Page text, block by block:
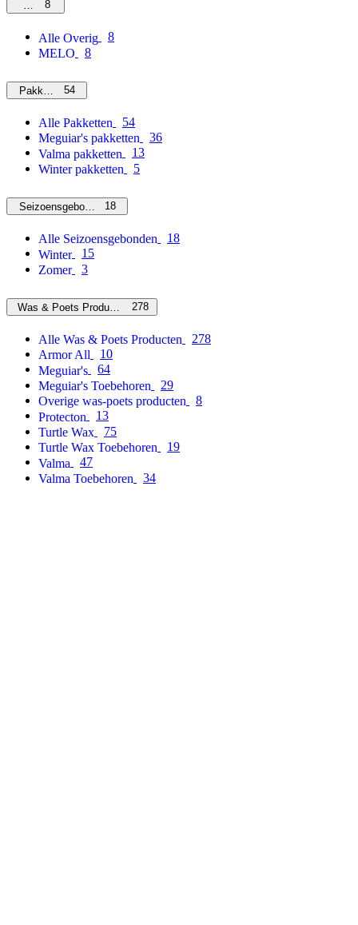
Overig
8
Alle Overig
8
MELO
8
Pakketten54
Alle Pakketten
54
Meguiar's pakketten
36
Valma pakketten
13
Winter pakketten
5
Seizoensgebonden18
Alle Seizoensgebonden
18
Winter
15
Zomer
3
Was & Poets Producten 278
Alle Was & Poets Producten
278
Armor All
10
Meguiar's
64
Meguiar's Toebehoren
29
Overige was-poets producten
8
Protecton
13
Turtle Wax
75
Turtle Wax Toebehoren
19
Valma
47
Valma Toebehoren
34